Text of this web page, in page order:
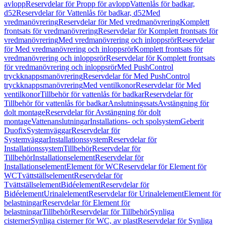
avloppReservdelar för Propp för avloppVattenlås för badkar,
d52Reservdelar för Vattenlås för badkar, d52Med
vredmanövreringReservdelar för Med vredmanövreringKomplett
frontsats för vredmanövreringReservdelar för Komplett frontsats för
vredmanövreringMed vredmanövrering och inloppsrörReservdelar
för Med vredmanövrering och inloppsrörKomplett frontsats för
vredmanövrering och inloppsrörReservdelar för Komplett frontsats
för vredmanövrering och inloppsrörMed PushControl
tryckknappsmanövreringReservdelar för Med PushControl
tryckknappsmanövreringMed ventilkonorReservdelar för Med
ventilkonorTillbehör för vattenlås för badkarReservdelar för
Tillbehör för vattenlås för badkarAnslutningssatsAvstängning för
dolt montageReservdelar för Avstängning för dolt
montageVattenanslutningarInstallations- och spolsystemGeberit
DuofixSystemväggarReservdelar för
SystemväggarInstallationssystemReservdelar för
InstallationssystemTillbehörReservdelar för
TillbehörInstallationselementReservdelar för
InstallationselementElement för WCReservdelar för Element för
WCTvättställselementReservdelar för
TvättställselementBidéelementReservdelar för
BidéelementUrinalelementReservdelar för UrinalelementElement för
belastningarReservdelar för Element för
belastningarTillbehörReservdelar för TillbehörSynliga
cisternerSynliga cisterner för WC, av plastReservdelar för Synliga